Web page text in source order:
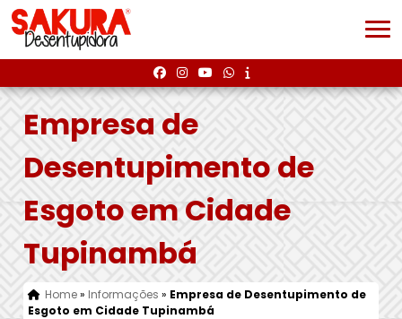
Empresa de
Desentupimento de
Esgoto em Cidade
Tupinambá
Home» Informações » Empresa de Desentupimento de
Esgoto em Cidade Tupinambá